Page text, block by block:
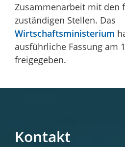
Zusammenarbeit mit den
zuständigen Stellen. Das
Wirtschaftsministerium
ausführliche Fassung am
freigegeben.
Kontakt